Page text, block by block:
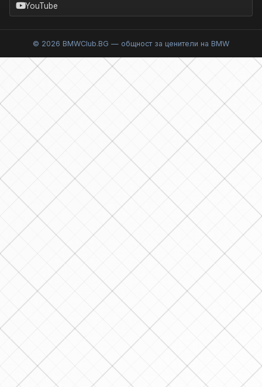
YouTube
© 2026 BMWClub.BG — общност за ценители на BMW